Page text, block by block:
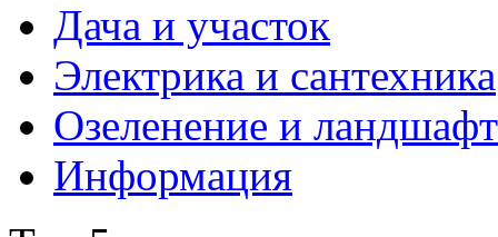
Дача и участок
Электрика и сантехника
Озеленение и
Информация